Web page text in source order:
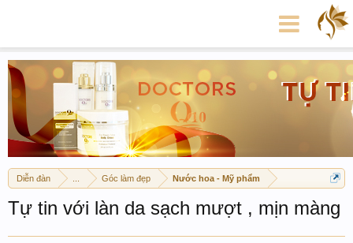
Diễn đàn Góc làm đẹp Nước hoa - Mỹ phẩm
Tự tin với làn da sạch mượt , mịn màng